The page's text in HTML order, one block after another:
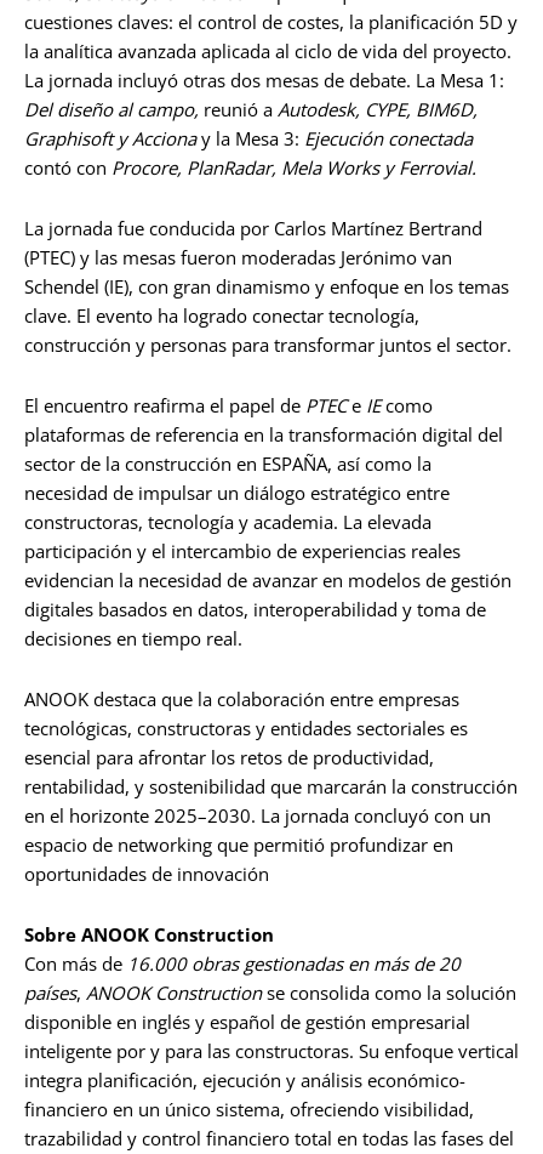
cuestiones claves: el control de costes, la planificación 5D y
la analítica avanzada aplicada al ciclo de vida del proyecto.
La jornada incluyó otras dos mesas de debate. La Mesa 1:
Del diseño al campo, reunió a Autodesk, CYPE, BIM6D,
Graphisoft y Accionay la Mesa 3: Ejecución conectada
contó con Procore, PlanRadar, Mela Works y Ferrovial.
La jornada fue conducida por Carlos Martínez Bertrand
(PTEC) y las mesas fueron moderadas Jerónimo van
Schendel (IE), con gran dinamismo y enfoque en los temas
clave. El evento ha logrado conectar tecnología,
construcción y personas para transformar juntos el sector.
El encuentro reafirma el papel de PTECe IEcomo
plataformas de referencia en la transformación digital del
sector de la construcción en ESPAÑA, así como la
necesidad de impulsar un diálogo estratégico entre
constructoras, tecnología y academia. La elevada
participación y el intercambio de experiencias reales
evidencian la necesidad de avanzar en modelos de gestión
digitales basados en datos, interoperabilidad y toma de
decisiones en tiempo real.
ANOOK destaca que la colaboración entre empresas
tecnológicas, constructoras y entidades sectoriales es
esencial para afrontar los retos de productividad,
rentabilidad, y sostenibilidad que marcarán la construcción
en el horizonte 2025–2030. La jornada concluyó con un
espacio de networking que permitió profundizar en
oportunidades de innovación
Sobre ANOOK Construction
Con más de 16.000 obras gestionadas en más de 20
países, ANOOK Constructionse consolida como la solución
disponible en inglés y español de gestión empresarial
inteligente por y para las constructoras. Su enfoque vertical
integra planificación, ejecución y análisis económico-
financiero en un único sistema, ofreciendo visibilidad,
trazabilidad y control financiero total en todas las fases del